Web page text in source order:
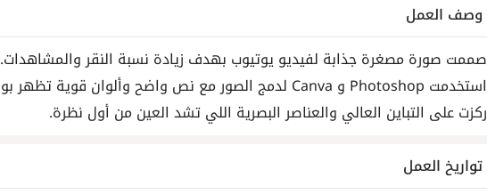
وصف العمل
صممت صورة مصغرة جذابة لفيديو يوتيوب بهدف زيادة نسبة النقر والمشاهدات.
استخدمت Photoshop و Canva لدمج الصور مع نص واضح وألوان قوية تظهر بوضوح علي
ركزت على التباين العالي والعناصر البصرية اللي تشد العين من أول نظرة.
تواريخ العمل